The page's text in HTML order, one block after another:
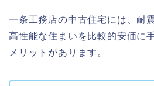
一条工務店の中古住宅には、耐
高性能な住まいを比較的安価に
メリットがあります。